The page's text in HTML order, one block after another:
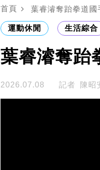
首頁 葉睿濬奪跆拳道國
運動休閒 生活綜合
葉睿濬奪跆
2026.07.08 記者 陳昭